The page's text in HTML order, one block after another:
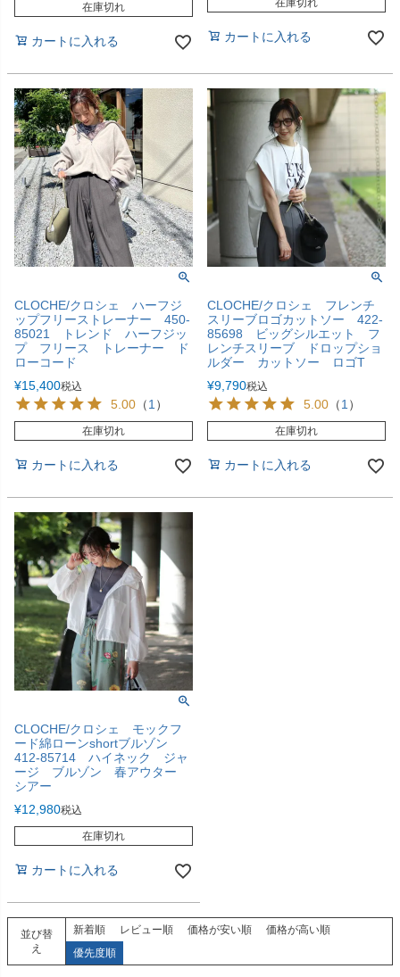
在庫切れ
カートに入れる
在庫切れ
カートに入れる
CLOCHE/クロシェ ハーフジ
ップフリーストレーナー 450-
85021 トレンド ハーフジッ
プ フリース トレーナー ド
ローコード
¥15,400税込
5.00 （1）
在庫切れ
カートに入れる
CLOCHE/クロシェ フレンチ
スリーブロゴカットソー 422-
85698 ビッグシルエット フ
レンチスリーブ ドロップショ
ルダー カットソー ロゴT
¥9,790税込
5.00 （1）
在庫切れ
カートに入れる
CLOCHE/クロシェ モックフ
ード綿ローンshortブルゾン
412-85714 ハイネック ジャ
ージ ブルゾン 春アウター
シアー
¥12,980税込
在庫切れ
カートに入れる
並び替
え
新着順 レビュー順 価格が安い順
価格が高い順
優先度順